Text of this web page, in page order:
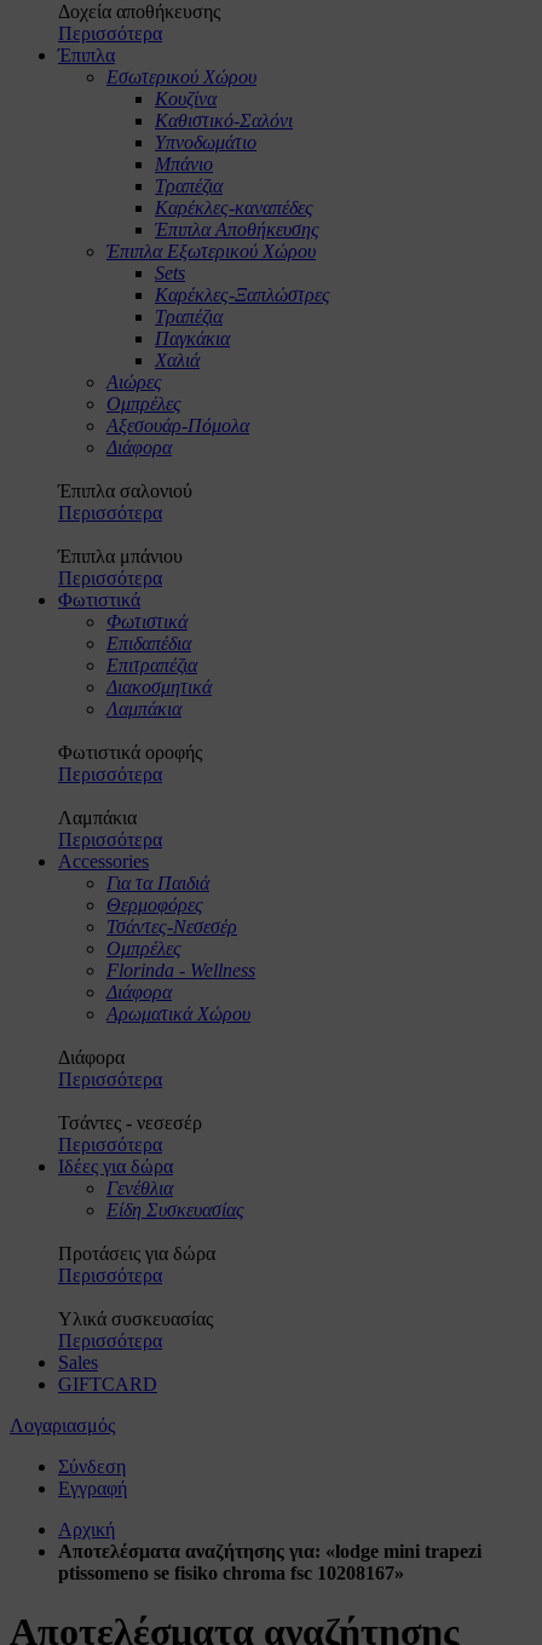
Δοχεία αποθήκευσης
Περισσότερα
Έπιπλα
Εσωτερικού Χώρου
Κουζίνα
Καθιστικό-Σαλόνι
Υπνοδωμάτιο
Μπάνιο
Τραπέζια
Καρέκλες-καναπέδες
Έπιπλα Αποθήκευσης
Έπιπλα Εξωτερικού Χώρου
Sets
Καρέκλες-Ξαπλώστρες
Τραπέζια
Παγκάκια
Χαλιά
Αιώρες
Ομπρέλες
Αξεσουάρ-Πόμολα
Διάφορα
Έπιπλα σαλονιού
Περισσότερα
Έπιπλα μπάνιου
Περισσότερα
Φωτιστικά
Φωτιστικά
Επιδαπέδια
Επιτραπέζια
Διακοσμητικά
Λαμπάκια
Φωτιστικά οροφής
Περισσότερα
Λαμπάκια
Περισσότερα
Accessories
Για τα Παιδιά
Θερμοφόρες
Τσάντες-Νεσεσέρ
Ομπρέλες
Florinda - Wellness
Διάφορα
Αρωματικά Χώρου
Διάφορα
Περισσότερα
Τσάντες - νεσεσέρ
Περισσότερα
Ιδέες για δώρα
Γενέθλια
Είδη Συσκευασίας
Προτάσεις για δώρα
Περισσότερα
Υλικά συσκευασίας
Περισσότερα
Sales
GIFTCARD
Λογαριασμός
Σύνδεση
Εγγραφή
Αρχική
Αποτελέσματα αναζήτησης για: «lodge mini trapezi
ptissomeno se fisiko chroma fsc 10208167»
Αποτελέσματα αναζήτησης